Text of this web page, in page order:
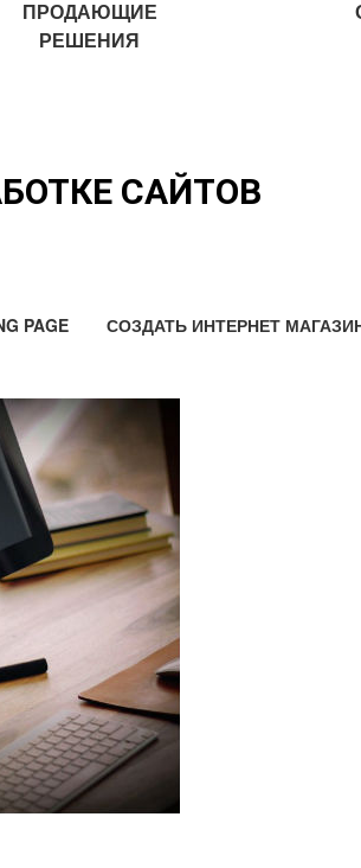
ПРОДАЮЩИЕ
РЕШЕНИЯ
САЙТОВ
PAGE СОЗДАТЬ ИНТЕРНЕТ